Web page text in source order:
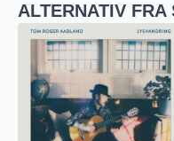
ALTERNATIV